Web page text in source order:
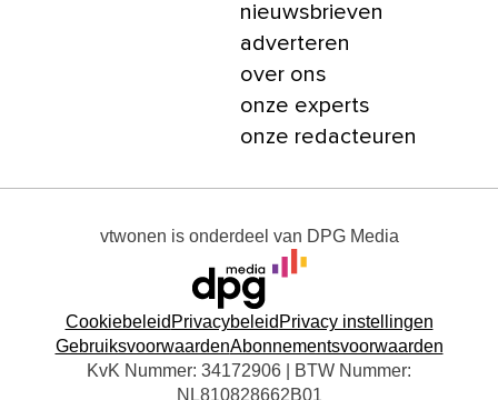
nieuwsbrieven
adverteren
over ons
onze experts
onze redacteuren
vtwonen is onderdeel van DPG Media
Cookiebeleid Privacybeleid Privacy instellingen
GebruiksvoorwaardenAbonnementsvoorwaarden
KvK Nummer: 34172906 | BTW Nummer:
NL810828662B01